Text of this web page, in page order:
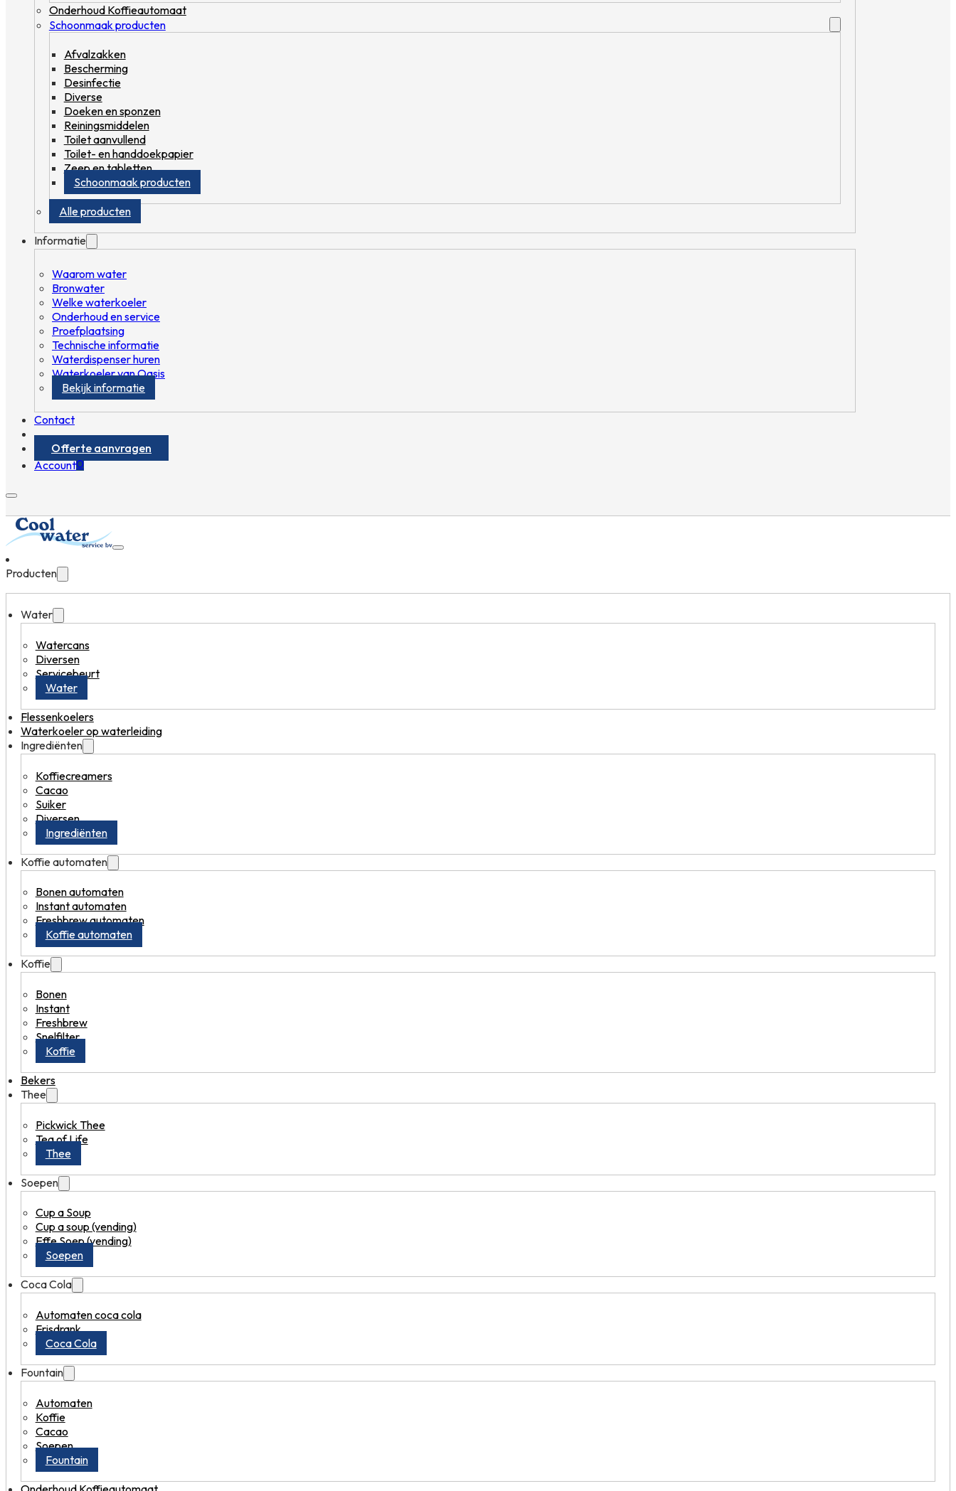
Onderhoud Koffieautomaat
Schoonmaak producten
Afvalzakken
Bescherming
Desinfectie
Diverse
Doeken en sponzen
Reiningsmiddelen
Toilet aanvullend
Toilet- en handdoekpapier
Zeep en tabletten
Schoonmaak producten
Alle producten
Informatie
Waarom water
Bronwater
Welke waterkoeler
Onderhoud en service
Proefplaatsing
Technische informatie
Waterdispenser huren
Waterkoeler van Oasis
Bekijk informatie
Contact
Offerte aanvragen
Account0
Producten
Water
Watercans
Diversen
Servicebeurt
Water
Flessenkoelers
Waterkoeler op waterleiding
Ingrediënten
Koffiecreamers
Cacao
Suiker
Diversen
Ingrediënten
Koffie automaten
Bonen automaten
Instant automaten
Freshbrew automaten
Koffie automaten
Koffie
Bonen
Instant
Freshbrew
Snelfilter
Koffie
Bekers
Thee
Pickwick Thee
Tea of Life
Thee
Soepen
Cup a Soup
Cup a soup (vending)
Effe Soep (vending)
Soepen
Coca Cola
Automaten coca cola
Frisdrank
Coca Cola
Fountain
Automaten
Koffie
Cacao
Soepen
Fountain